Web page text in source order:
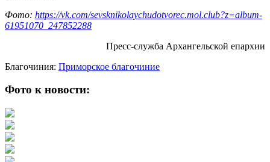
Фото: https://vk.com/sevsknikolaychudotvorec.mol.club?z=album-
61951070_247852288
Пресс-служба Архангельской епархии
Благочиния: Приморское благочиние
Фото к новости: